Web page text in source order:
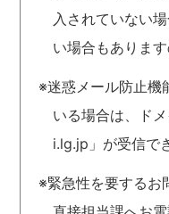
入されていない
い場合もありま
※迷惑メール防止機
いる場合は、ド
i.lg.jp」が受信で
※緊急性を要するお